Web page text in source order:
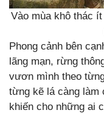
Vào mùa khô thác
Phong cảnh bên
lãng mạn, rừng
vươn mình theo
từng kẽ lá càng làm
khiến cho những ai